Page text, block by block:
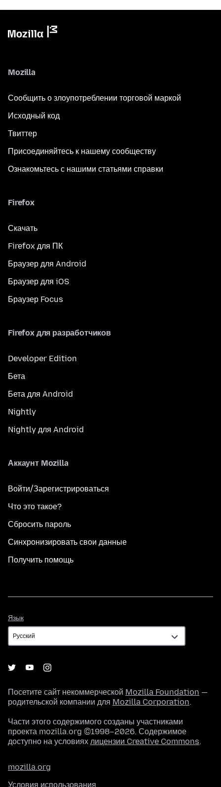
Mozilla
Сообщить о злоупотреблении торговой маркой
Исходный код
Твиттер
Присоединяйтесь к нашему сообществу
Ознакомьтесь с нашими статьями справки
Firefox
Скачать
Firefox для ПК
Браузер для Android
Браузер для iOS
Браузер Focus
Firefox для разработчиков
Developer Edition
Бета
Бета для Android
Nightly
Nightly для Android
Аккаунт Mozilla
Войти/Зарегистрироваться
Что это такое?
Сбросить пароль
Синхронизировать свои данные
Получить помощь
Язык
Посетите сайт некоммерческой Mozilla Foundation —
родительской компании для Mozilla Corporation.
Части этого содержимого созданы участниками
проекта mozilla.org ©1998–2026. Содержимое
доступно на условиях лицензии Creative Commons.
mozilla.org
Условия использования